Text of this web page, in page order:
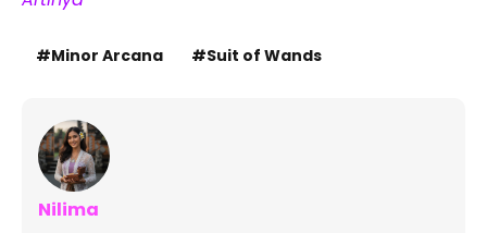
Minor Arcana Suit of Wands
Nilima